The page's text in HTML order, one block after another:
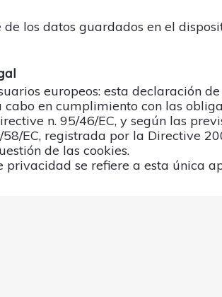
los datos guardados en el
europeos: esta declaración
cabo en cumplimiento con las
n. 95/46/EC, y según las
EC, registrada por la Directive
de las cookies.
privacidad se refiere a esta única